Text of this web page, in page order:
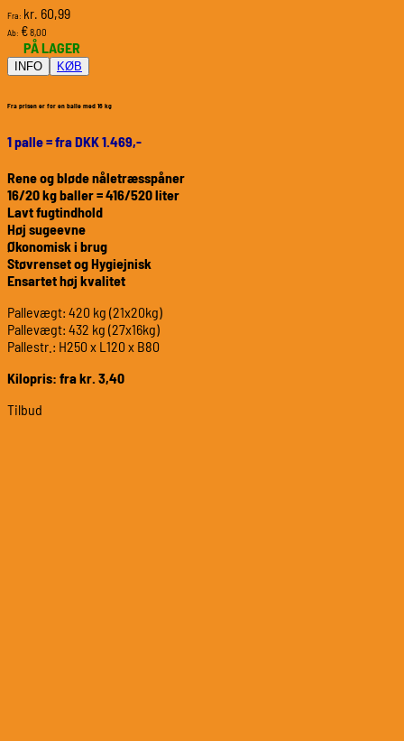
Fra: kr. 60,99
Ab: €8,00
PÅ LAGER
INFO KØB
Fra prisen er for en balle med 16 kg
1 palle = fra DKK 1.469,-
Rene og bløde nåletræsspåner
16/20 kg baller = 416/520 liter
Lavt fugtindhold
Høj sugeevne
Økonomisk i brug
Støvrenset og Hygiejnisk
Ensartet høj kvalitet
Pallevægt: 420 kg (21x20kg)
Pallevægt: 432 kg (27x16kg)
Pallestr.: H250 x L120 x B80
Kilopris: fra kr. 3,40
Tilbud